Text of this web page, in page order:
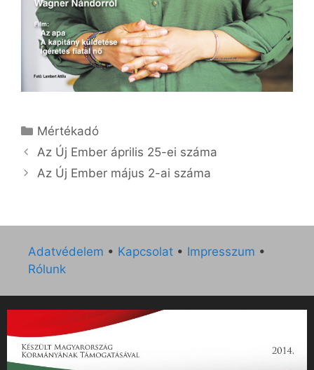
Kategória
Mértékadó
Az Új Ember április 25-ei száma
Az Új Ember május 2-ai száma
Adatvédelem • Kapcsolat • Impresszum •
Rólunk